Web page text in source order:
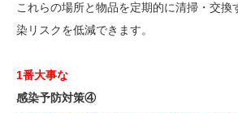
これらの場所と物品を定期的に清掃・交換
染リスクを低減できます。
1番大事な
感染予防対策④